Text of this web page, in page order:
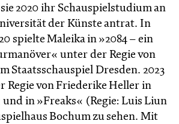
2020 ihr Schauspielstudium an
der Künste antrat. In
spielte Maleika in »2084 – ein
unter der Regie von
Staatsschauspiel Dresden. 2023
Regie von Friederike Heller in
in »Freaks« (Regie: Luis Liun
Bochum zu sehen. Mit